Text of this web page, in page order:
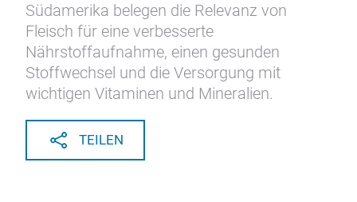
Südamerika belegen die Relevanz von
Fleisch für eine verbesserte
Nährstoffaufnahme, einen gesunden
Stoffwechsel und die Versorgung mit
wichtigen Vitaminen und Mineralien.
TEILEN